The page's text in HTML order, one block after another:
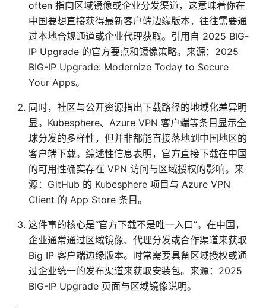
often 指向区域镜像或企业分发渠道，这意味着你在
中国要想直接获得最新客户端边缘版本，往往需要通
过本地合规通道或企业代理获取。引用自 2025 BIG-
IP Upgrade 的官方要点和镜像策略。来源：2025
BIG-IP Upgrade: Modernize Today to Secure
Your Apps。
同时，社区与公开资源指出下载路径的地域化差异明
显。Kubesphere、Azure VPN 客户端等条目显示全
球分发的多样性，但并非都能直接落地到中国地区的
客户端下载。综述性信息表明，官方直接下载在中国
的可用性确实存在 VPN 访问与区域授权的影响。来
源：GitHub 的 Kubesphere 项目与 Azure VPN
Client 的 App Store 条目。
这件事的核心是“官方下载不是唯一入口”。在中国，
企业通常通过区域镜像、代理分发或合作渠道来获取
Big IP 客户端边缘版本。时常需要具备区域授权或通
过企业统一的发布渠道来获取安装包。来源：2025
BIG-IP Upgrade 页面与区域镜像说明。